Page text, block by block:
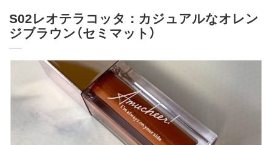
S02レオテラコッタ：カジュアルなオレン
ジブラウン（セミマット）